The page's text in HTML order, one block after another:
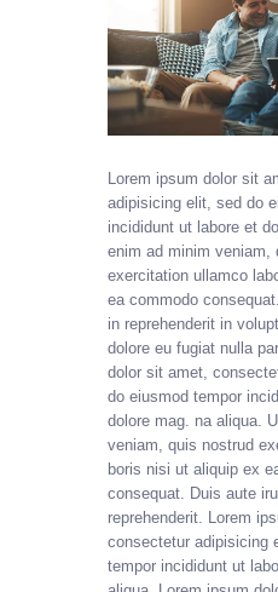
Lorem ipsum dolor sit
adipisicing elit, sed do
incididunt ut labore et
enim ad minim veniam,
exercitation ullamco
ea commodo
in reprehenderit in
dolore eu fugiat nulla
dolor sit amet,
do eiusmod tempor
dolore mag. na aliqua.
veniam, quis nostrud
boris nisi ut aliquip ex
consequat. Duis aute
reprehenderit. Lorem
consectetur adipisicing
tempor incididunt ut